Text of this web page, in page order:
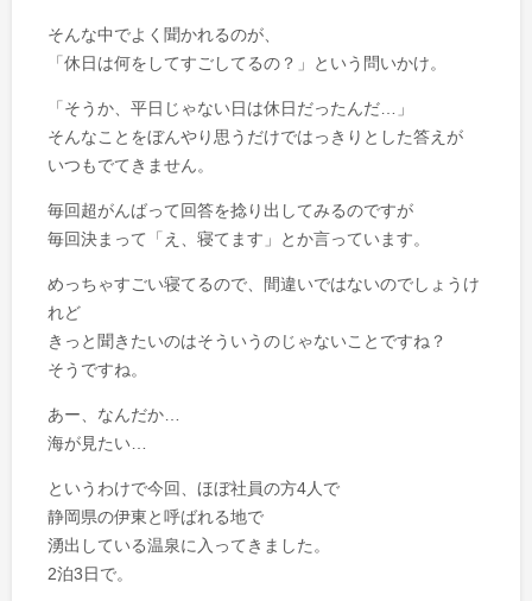
そんな中でよく聞かれるのが、
「休日は何をしてすごしてるの？」という問いかけ。
「そうか、平日じゃない日は休日だったんだ…」
そんなことをぼんやり思うだけではっきりとした答えが
いつもでてきません。
毎回超がんばって回答を捻り出してみるのですが
毎回決まって「え、寝てます」とか言っています。
めっちゃすごい寝てるので、間違いではないのでしょうけ
れど
きっと聞きたいのはそういうのじゃないことですね？
そうですね。
あー、なんだか…
海が見たい…
というわけで今回、ほぼ社員の方4人で
静岡県の伊東と呼ばれる地で
湧出している温泉に入ってきました。
2泊3日で。